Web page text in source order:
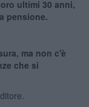
ultimi 30 anni,
pensione.
ma non c'è
che si